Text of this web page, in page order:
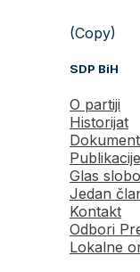
(Copy)
SDP BiH
O partiji
Historijat
Publikacije
Glas
Jedan
Kontakt
Odbori
Lokalne